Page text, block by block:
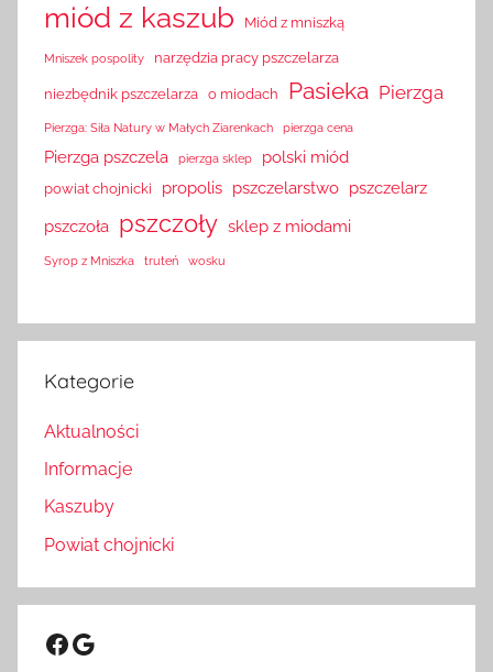
miód z kaszub Miód z mniszką
Mniszek pospolity narzędzia pracy pszczelarza
niezbędnik pszczelarza o miodach Pasieka Pierzga
Pierzga: Siła Natury w Małych Ziarenkach pierzga cena
Pierzga pszczela pierzga sklep polski miód
powiat chojnicki propolis pszczelarstwo pszczelarz
pszczoła pszczoły sklep z miodami
Syrop z Mniszka truteń wosku
Kategorie
Aktualności
Informacje
Kaszuby
Powiat chojnicki
Facebook
Google